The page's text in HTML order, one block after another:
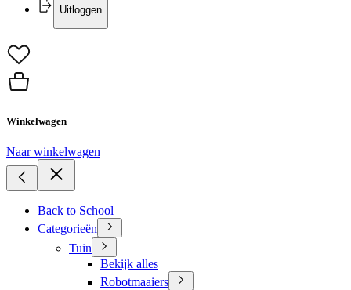
Uitloggen
Winkelwagen
Naar winkelwagen
Back to School
Categorieën
Tuin
Bekijk alles
Robotmaaiers